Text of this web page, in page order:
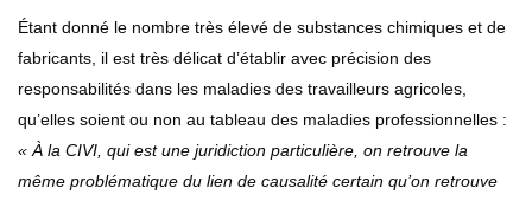
Étant donné le nombre très élevé de substances chimiques et de
fabricants, il est très délicat d’établir avec précision des
responsabilités dans les maladies des travailleurs agricoles,
qu’elles soient ou non au tableau des maladies professionnelles :
« À la CIVI, qui est une juridiction particulière, on retrouve la
même problématique du lien de causalité certain qu’on retrouve